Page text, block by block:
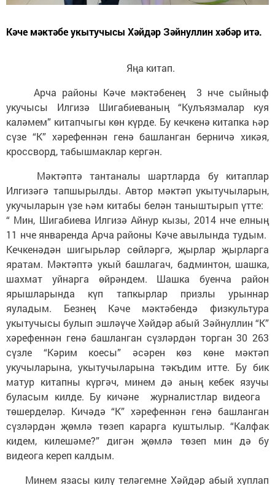
Кәче мәктәбе укытучысы Хәйдәр Зәйнуллин хәбәр итә.
Яңа китап.
Арча районы Кәче мәктәбенең 3 нче сыйныф
укучысы Илгизә Шигабиеваның “Кулъязмалар куя
каләмем” китапчыгы көн күрде. Бу кечкенә китапка һәр
сүзе “К” хәрефеннән генә башланган берничә хикәя,
кроссворд, табышмаклар кергән.
Мәктәптә тантаналы шартларда бу китаплар
Илгизәгә тапшырылды. Автор мәктәп укытучыларын,
укучыларын үзе һәм китабы белән таныштырып үтте:
“ Мин, Шигабиева Илгизә Айнур кызы, 2014 нче елның
11 нче январенда Арча районы Кәче авылында тудым.
Кечкенәдән шигырьләр сөйләргә, җырлар җырларга
яратам. Мәктәптә укый башлагач, бадминтон, шашка,
шахмат уйнарга өйрәндем. Шашка буенча район
ярышларында күп тапкырлар призлы урыннар
яуладым. Безнең Кәче мәктәбендә физкультура
укытучысы булып эшләүче Хәйдәр абый Зәйнуллин “К”
хәрефеннән генә башланган сүзләрдән торган 30 263
сүзле “Кәрим коесы” әсәрен көз көне мәктәп
укучыларына, укытучыларына тәкъдим итте. Бу бик
матур китапны күргәч, минем дә аның кебек язучы
буласым килде. Бу кичәне журналистлар видеога
төшерделәр. Кичәдә “К” хәрефеннән генә башланган
сүзләрдән җөмлә төзеп карарга куштылыр. “Калфак
кидем, килешәме?” дигән җөмлә төзеп мин дә бу
видеога кереп калдым.
Минем язасы килү теләгемне Хәйдәр абый хуплап